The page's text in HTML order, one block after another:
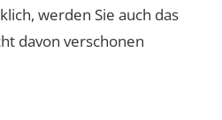
werden Sie auch das
davon verschonen